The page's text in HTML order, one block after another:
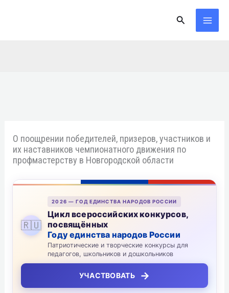
Поиск
О поощрении победителей, призеров, участников и
их наставников чемпионатного движения по
профмастерству в Новгородской области
🇷🇺
2026 — ГОД ЕДИНСТВА НАРОДОВ РОССИИ
Цикл всероссийских конкурсов,
посвящённых
Году единства народов России
Патриотические и творческие конкурсы для
педагогов, школьников и дошкольников
УЧАСТВОВАТЬ →